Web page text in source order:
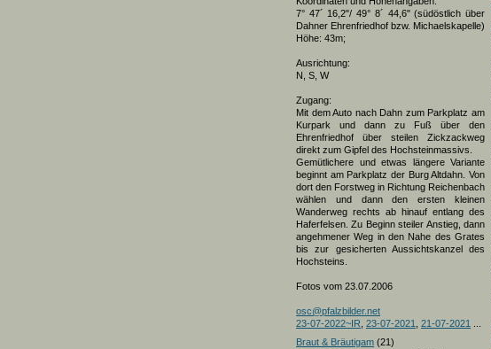
7° 47´ 16,2"/ 49° 8´ 44,6" (südöstlich über
Dahner Ehrenfriedhof bzw. Michaelskapelle)
Höhe: 43m;
Ausrichtung:
N, S, W
Zugang:
Mit dem Auto nach Dahn zum Parkplatz am
Kurpark und dann zu Fuß über den
Ehrenfriedhof über steilen Zickzackweg
direkt zum Gipfel des Hochsteinmassivs.
Gemütlichere und etwas längere Variante
beginnt am Parkplatz der Burg Altdahn. Von
dort den Forstweg in Richtung Reichenbach
wählen und dann den ersten kleinen
Wanderweg rechts ab hinauf entlang des
Haferfelsen. Zu Beginn steiler Anstieg, dann
angehmener Weg in den Nahe des Grates
bis zur gesicherten Aussichtskanzel des
Hochsteins.
Fotos vom 23.07.2006
osc@pfalzbilder.net
23-07-2022~IR 23-07-2021 21-07-2021
Braut & Bräutigam (21)